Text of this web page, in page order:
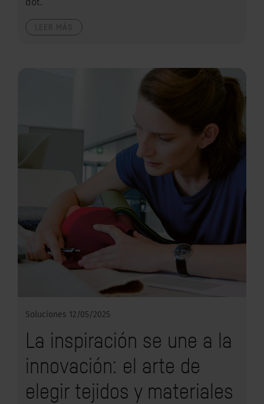
dot.
Soluciones 12/05/2025
La inspiración se une a la
innovación: el arte de
elegir tejidos y materiales